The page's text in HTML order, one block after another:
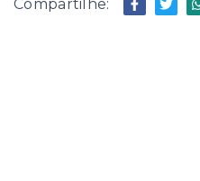
Compartilhe: